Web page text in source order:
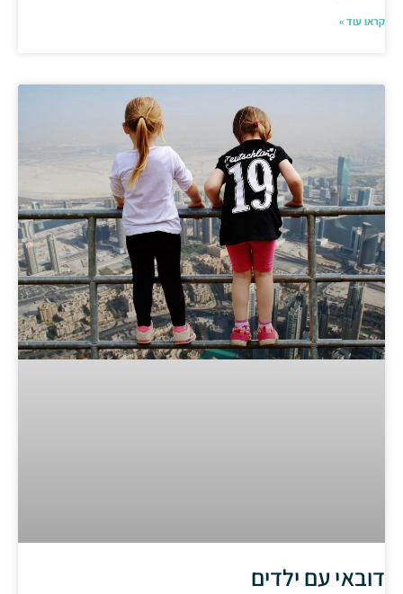
קראו עוד »
דובאי עם ילדים